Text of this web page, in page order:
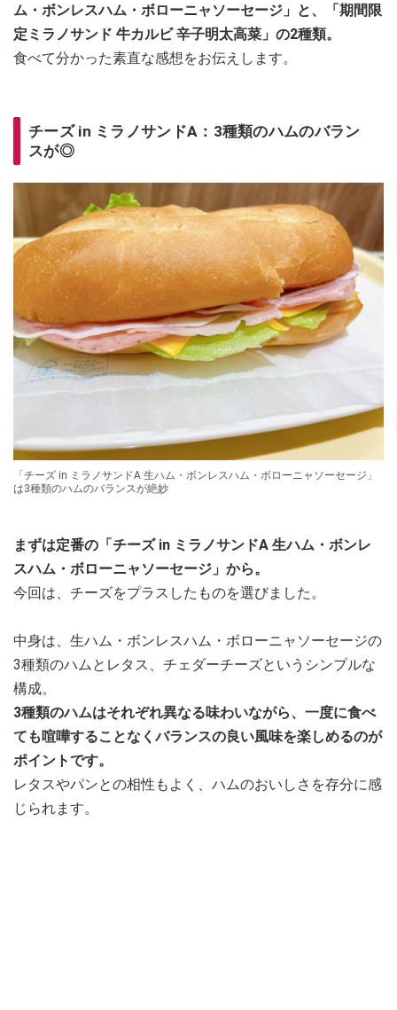
ム・ボンレスハム・ボローニャソーセージ」と、「期間限
定ミラノサンド 牛カルビ 辛子明太高菜」の2種類。
食べて分かった素直な感想をお伝えします。
チーズ in ミラノサンドA：3種類のハムのバラン
スが◎
「チーズ in ミラノサンドA 生ハム・ボンレスハム・ボローニャソーセージ」
は3種類のハムのバランスが絶妙
まずは定番の「チーズ in ミラノサンドA 生ハム・ボンレ
スハム・ボローニャソーセージ」から。
今回は、チーズをプラスしたものを選びました。
中身は、生ハム・ボンレスハム・ボローニャソーセージの
3種類のハムとレタス、チェダーチーズというシンプルな
構成。
3種類のハムはそれぞれ異なる味わいながら、一度に食べ
ても喧嘩することなくバランスの良い風味を楽しめるのが
ポイントです。
レタスやパンとの相性もよく、ハムのおいしさを存分に感
じられます。